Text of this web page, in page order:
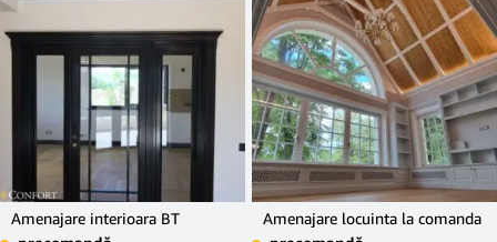
Amenajare interioara BT
Amenajare locuinta la comanda